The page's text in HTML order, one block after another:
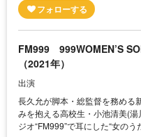
FM999 999WOMEN’S
（2021年）
出演
長久允が脚本・総監督を務める
みを抱える高校生・小池清美(
ジオ“FM999”で耳にした“女の